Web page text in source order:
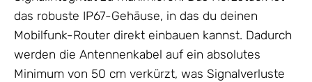
das robuste IP67-Gehäuse, in das du deinen
Mobilfunk-Router direkt einbauen kannst. Dadurch
werden die Antennenkabel auf ein absolutes
Minimum von 50 cm verkürzt, was Signalverluste